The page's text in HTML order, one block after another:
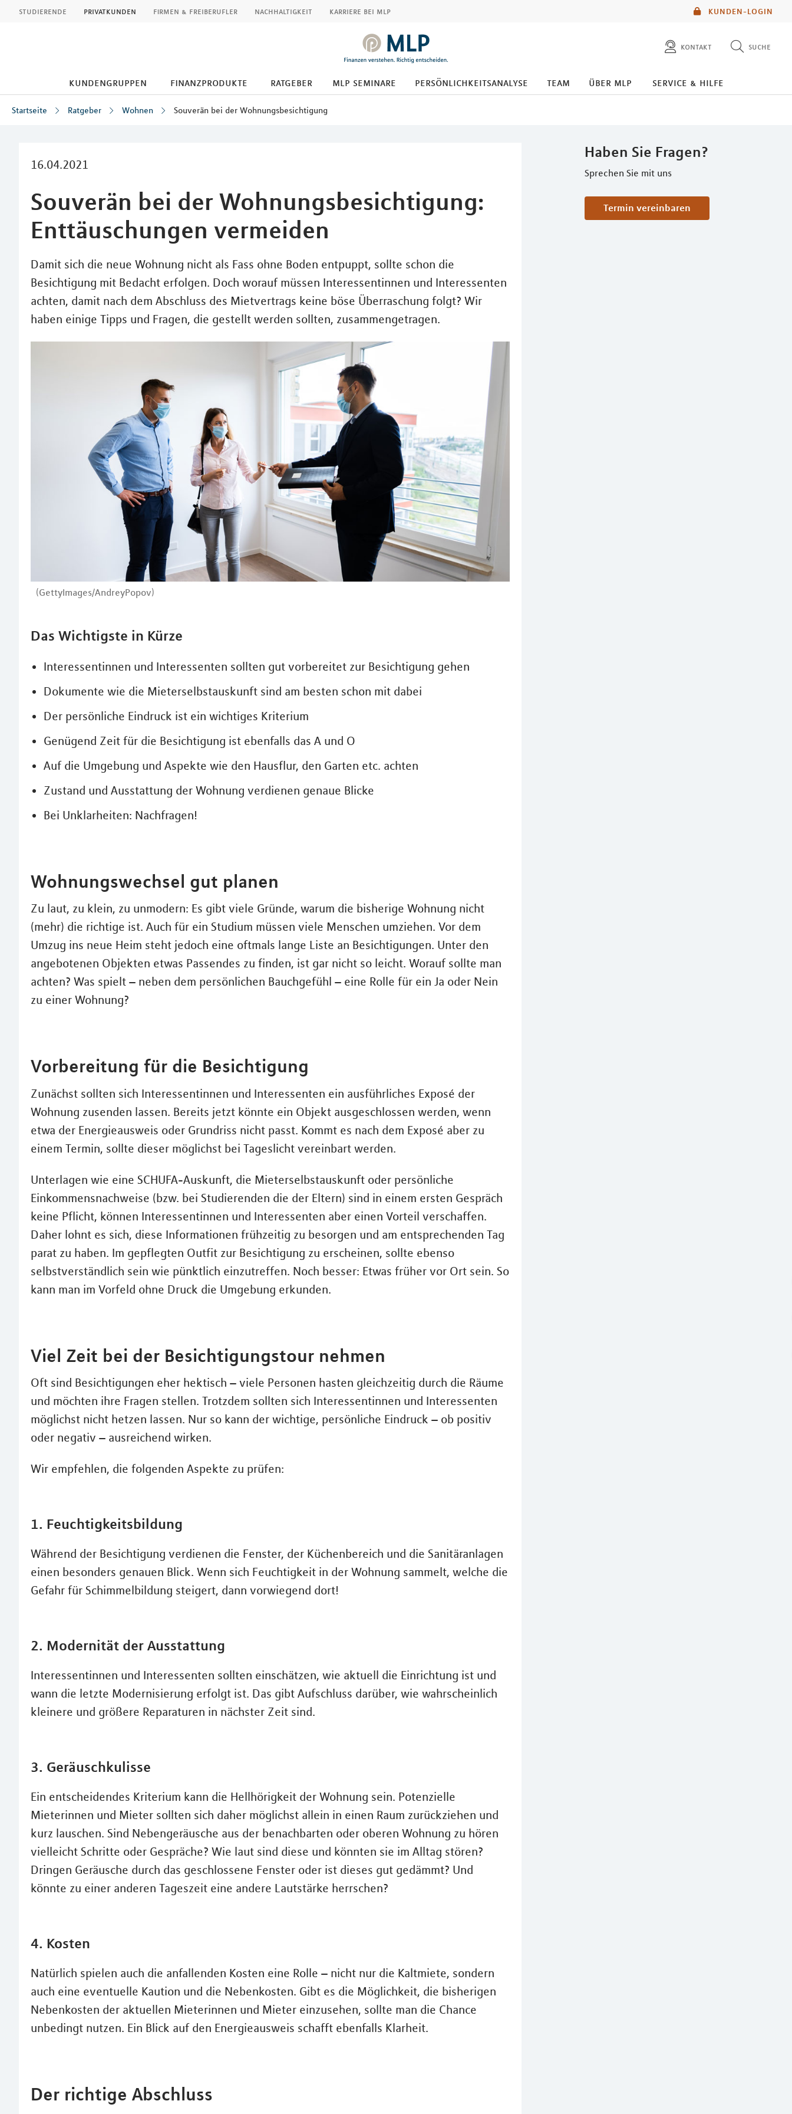
KUNDEN-LOGIN
studierende privatkunden firmen & freiberufler nachhaltigkeit karriere bei mlp
kontakt suche
diese website durchsuchen
kundengruppen finanzprodukte ratgeber mlp seminare persönlichkeitsanalyse team über mlp service & hilfe
Startseite Ratgeber Wohnen Souverän bei der Wohnungsbesichtigung
16.04.2021
Souverän bei der Wohnungsbesichtigung:
Enttäuschungen vermeiden
Damit sich die neue Wohnung nicht als Fass ohne Boden entpuppt, sollte schon die
Besichtigung mit Bedacht erfolgen. Doch worauf müssen Interessentinnen und Interessenten
achten, damit nach dem Abschluss des Mietvertrags keine böse Überraschung folgt? Wir
haben einige Tipps und Fragen, die gestellt werden sollten, zusammengetragen.
(GettyImages/AndreyPopov)
Haben Sie Fragen?
Sprechen Sie mit uns
Termin vereinbaren
Das Wichtigste in Kürze
Interessentinnen und Interessenten sollten gut vorbereitet zur Besichtigung gehen
Dokumente wie die Mieterselbstauskunft sind am besten schon mit dabei
Der persönliche Eindruck ist ein wichtiges Kriterium
Genügend Zeit für die Besichtigung ist ebenfalls das A und O
Auf die Umgebung und Aspekte wie den Hausflur, den Garten etc. achten
Zustand und Ausstattung der Wohnung verdienen genaue Blicke
Bei Unklarheiten: Nachfragen!
Wohnungswechsel gut planen
Zu laut, zu klein, zu unmodern: Es gibt viele Gründe, warum die bisherige Wohnung nicht
(mehr) die richtige ist. Auch für ein Studium müssen viele Menschen umziehen. Vor dem
Umzug ins neue Heim steht jedoch eine oftmals lange Liste an Besichtigungen. Unter den
angebotenen Objekten etwas Passendes zu finden, ist gar nicht so leicht. Worauf sollte man
achten? Was spielt – neben dem persönlichen Bauchgefühl – eine Rolle für ein Ja oder Nein
zu einer Wohnung?
Vorbereitung für die Besichtigung
Zunächst sollten sich Interessentinnen und Interessenten ein ausführliches Exposé der
Wohnung zusenden lassen. Bereits jetzt könnte ein Objekt ausgeschlossen werden, wenn
etwa der Energieausweis oder Grundriss nicht passt. Kommt es nach dem Exposé aber zu
einem Termin, sollte dieser möglichst bei Tageslicht vereinbart werden.
Unterlagen wie eine SCHUFA-Auskunft, die Mieterselbstauskunft oder persönliche
Einkommensnachweise (bzw. bei Studierenden die der Eltern) sind in einem ersten Gespräch
keine Pflicht, können Interessentinnen und Interessenten aber einen Vorteil verschaffen.
Daher lohnt es sich, diese Informationen frühzeitig zu besorgen und am entsprechenden Tag
parat zu haben. Im gepflegten Outfit zur Besichtigung zu erscheinen, sollte ebenso
selbstverständlich sein wie pünktlich einzutreffen. Noch besser: Etwas früher vor Ort sein. So
kann man im Vorfeld ohne Druck die Umgebung erkunden.
Viel Zeit bei der Besichtigungstour nehmen
Oft sind Besichtigungen eher hektisch – viele Personen hasten gleichzeitig durch die Räume
und möchten ihre Fragen stellen. Trotzdem sollten sich Interessentinnen und Interessenten
möglichst nicht hetzen lassen. Nur so kann der wichtige, persönliche Eindruck – ob positiv
oder negativ – ausreichend wirken.
Wir empfehlen, die folgenden Aspekte zu prüfen:
1. Feuchtigkeitsbildung
Während der Besichtigung verdienen die Fenster, der Küchenbereich und die Sanitäranlagen
einen besonders genauen Blick. Wenn sich Feuchtigkeit in der Wohnung sammelt, welche die
Gefahr für Schimmelbildung steigert, dann vorwiegend dort!
2. Modernität der Ausstattung
Interessentinnen und Interessenten sollten einschätzen, wie aktuell die Einrichtung ist und
wann die letzte Modernisierung erfolgt ist. Das gibt Aufschluss darüber, wie wahrscheinlich
kleinere und größere Reparaturen in nächster Zeit sind.
3. Geräuschkulisse
Ein entscheidendes Kriterium kann die Hellhörigkeit der Wohnung sein. Potenzielle
Mieterinnen und Mieter sollten sich daher möglichst allein in einen Raum zurückziehen und
kurz lauschen. Sind Nebengeräusche aus der benachbarten oder oberen Wohnung zu hören
vielleicht Schritte oder Gespräche? Wie laut sind diese und könnten sie im Alltag stören?
Dringen Geräusche durch das geschlossene Fenster oder ist dieses gut gedämmt? Und
könnte zu einer anderen Tageszeit eine andere Lautstärke herrschen?
4. Kosten
Natürlich spielen auch die anfallenden Kosten eine Rolle – nicht nur die Kaltmiete, sondern
auch eine eventuelle Kaution und die Nebenkosten. Gibt es die Möglichkeit, die bisherigen
Nebenkosten der aktuellen Mieterinnen und Mieter einzusehen, sollte man die Chance
unbedingt nutzen. Ein Blick auf den Energieausweis schafft ebenfalls Klarheit.
Der richtige Abschluss